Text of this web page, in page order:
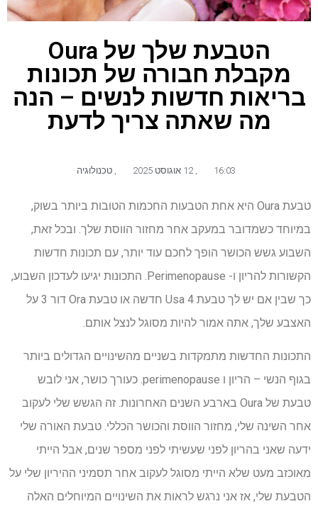
הטבעת שלך של Oura
מקבלת חבורה של תכונות
בריאות חדשות לנשים – הנה
מה שאתה צריך לדעת
16:03 טכנולוגיה
טבעת Oura היא אחת הטבעות החכמות הטובות ביותר בשוק,
במיוחד כשמדובר במעקב אחר מחזור הווסת שלך. ובכל זאת,
השבוע גשש הכושר הופך לחכם עוד יותר, עם תכונות חדשות
הקשורות להריון ו- Perimenopause. התכונות יגיעו לעדכון השבוע,
כך שבין אם יש לך טבעת Usa 4 חדשה או טבעת Ora דור 3 על
האצבע שלך, אתה אמור להיות מסוגל לנצל אותם.
התכונות החדשות מתמקדות בשניים מהשינויים הגדולים ביותר
בגוף הנשי – הריון ו perimenopause. כעורך כושר, אני לובש
טבעת של Oura בארבע השנים האחרונות. זה הגשש שלי לעקוב
אחר השינה שלי, מחזור הווסת והכושר הכללי. טבעת האורה שלי
ידעה שאני בהריון לפני שעשיתי לפני מספר שנים, אבל הייתי
מאוכזב מעט שלא הייתי מסוגל לעקוב אחר תסמיני ההיריון שלי על
הטבעת שלי, אז אני נרגש לראות את השינויים המיוחלים האלה